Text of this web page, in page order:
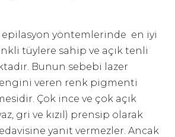
epilasyon yöntemlerinde en iyi
tüylere sahip ve açık tenli
Bunun sebebi lazer
veren renk pigmenti
Çok ince ve çok açık
gri ve kızıl) prensip olarak
yanıt vermezler. Ancak